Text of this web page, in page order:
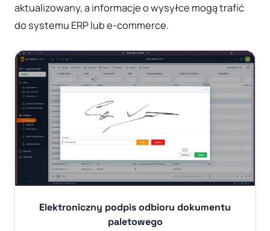
aktualizowany, a informacje o wysyłce mogą trafić
do systemu ERP lub e-commerce.
Elektroniczny podpis odbioru dokumentu
paletowego